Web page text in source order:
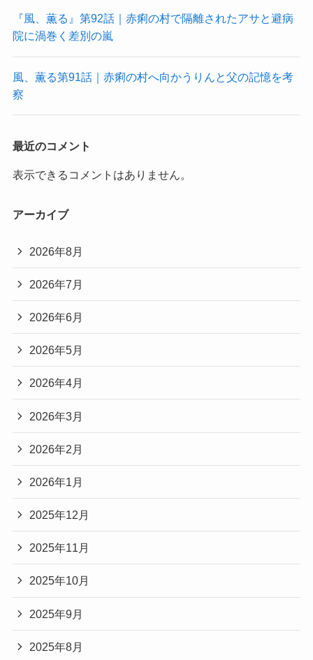
『風、薫る』第92話｜赤痢の村で隔離されたアサと避病
院に渦巻く差別の嵐
風、薫る第91話｜赤痢の村へ向かうりんと父の記憶を考
察
最近のコメント
表示できるコメントはありません。
アーカイブ
2026年8月
2026年7月
2026年6月
2026年5月
2026年4月
2026年3月
2026年2月
2026年1月
2025年12月
2025年11月
2025年10月
2025年9月
2025年8月